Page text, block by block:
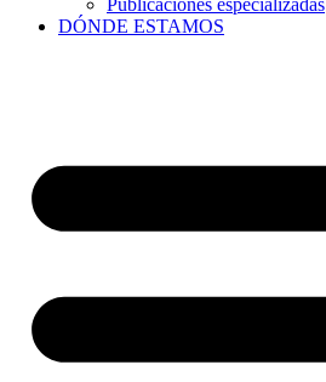
Publicaciones especializadas
DÓNDE ESTAMOS